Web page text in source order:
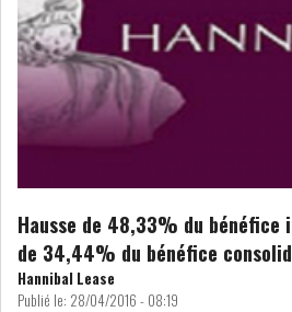
LE DÉFICIT
CREUSE À
IRADA :
FONDATION
Hausse de 48,33% du bénéfice
de 34,44% du bénéfice
Hannibal Lease
Publié le: 28/04/2016 - 08:19